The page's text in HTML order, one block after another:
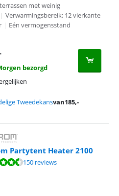
met weinig
| Verwarmingsbereik: 12 vierkante
| Eén vermogensstand
bezorgd
Tweedekansvan185,-
Partytent Heater 2100
op 150 reviews.
150 reviews